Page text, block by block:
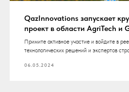
QazInnovations запускает
проект в области AgriTech и
Примите активное участие и войдите в
технологических решений и экспертов
06.05.2024